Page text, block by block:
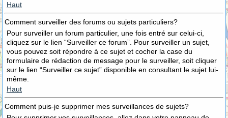
Haut
Comment surveiller des forums ou sujets particuliers?
Pour surveiller un forum particulier, une fois entré sur celui-ci,
cliquez sur le lien “Surveiller ce forum”. Pour surveiller un sujet,
vous pouvez soit répondre à ce sujet et cocher la case du
formulaire de rédaction de message pour le surveiller, soit cliquer
sur le lien “Surveiller ce sujet” disponible en consultant le sujet lui-
même.
Haut
Comment puis-je supprimer mes surveillances de sujets?